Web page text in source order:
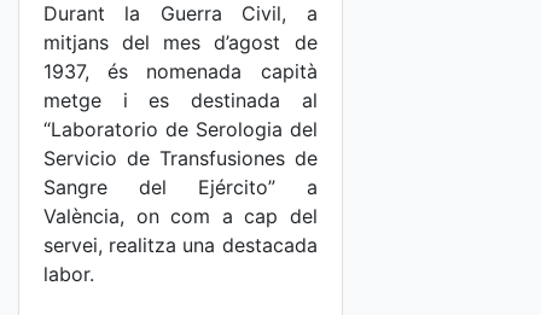
Durant la Guerra Civil, a
mitjans del mes d’agost de
1937, és nomenada capità
metge i es destinada al
“Laboratorio de Serologia del
Servicio de Transfusiones de
Sangre del Ejército” a
València, on com a cap del
servei, realitza una destacada
labor.